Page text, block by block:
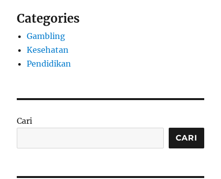
Categories
Gambling
Kesehatan
Pendidikan
Cari
CARI